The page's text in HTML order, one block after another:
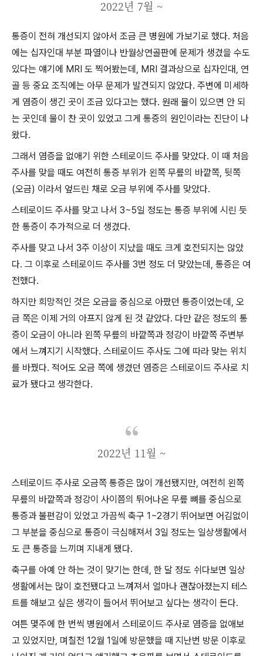
2022년 7월 ~
통증이 전혀 개선되지 않아서 조금 큰 병원에 가보기로 했다. 처음
에는 십자인대 부분 파열이나 반월상연골판에 문제가 생겼을 수도
있다는 얘기에 MRI 도 찍어봤는데, MRI 결과상으로 십자인대, 연
골 등 중요 조직에는 아무 문제가 발견되지 않았다. 주변에 미세하
게 염증이 생긴 곳이 조금 있다고는 했다. 원래 물이 있으면 안 되
는 곳인데 물이 찬 곳이 있었고 그게 통증의 원인이라는 진단이 나
왔다.
그래서 염증을 없애기 위한 스테로이드 주사를 맞았다. 이 때 처음
주사를 맞을 때도 여전히 통증 부위가 왼쪽 무릎의 바깥쪽, 뒷쪽
(오금) 이라서 엎드린 채로 오금 부위에 주사를 맞았다.
스테로이드 주사를 맞고 나서 3~5일 정도는 통증 부위에 시린 듯
한 통증이 추가적으로 더 생겼다.
주사를 맞고 나서 3주 이상이 지났을 때도 크게 호전되지는 않았
다. 그 이후로 스테로이드 주사를 3번 정도 더 맞았는데, 통증은 여
전했다.
하지만 희망적인 것은 오금을 중심으로 아팠던 통증이었는데, 오
금 쪽은 이제 거의 아프지 않게 된 것 같았다. 다만 같은 정도의 통
증이 오금이 아니라 왼쪽 무릎의 바깥쪽과 정강이 바깥쪽 주변부
에서 느껴지기 시작했다. 스테로이드 주사도 그에 따라 맞는 위치
를 바꿨다. 적어도 오금 쪽에 생겼던 염증은 스테로이드 주사로 치
료가 됐다고 생각한다.
2022년 11월 ~
스테로이드 주사로 오금쪽 통증은 많이 개선됐지만, 여전히 왼쪽
무릎의 바깥쪽과 정강이 사이쯤의 튀어나온 무릎 뼈를 중심으로
통증과 불편감이 있었고 가끔씩 축구 1~2경기 뛰어보면 어김없이
그 부분을 중심으로 통증이 극심해져서 3일 정도는 일상생활에서
도 큰 통증을 느끼며 지내게 됐다.
축구를 아예 안 하는 것이 맞기는 한데, 한 달 정도 쉬다보면 일상
생활에서는 많이 호전됐다고 느껴져서 얼마나 괜찮아졌는지 테스
트를 해보고 싶은 생각이 들어서 뛰어보고 싶다는 생각이 든다.
여튼 몇주에 한 번씩 병원에서 스테로이드 주사로 염증을 없애보
고 있었지만, 며칠전 12월 1일에 방문했을 때 지난번 방문 이후로